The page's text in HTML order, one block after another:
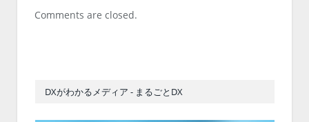
Comments are closed.
DXがわかるメディア - まるごとDX